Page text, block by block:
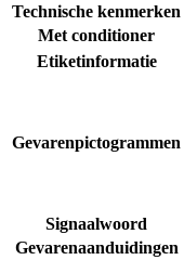
Technische kenmerken
Met conditioner
Etiketinformatie
Gevarenpictogrammen
Signaalwoord
Gevarenaanduidingen